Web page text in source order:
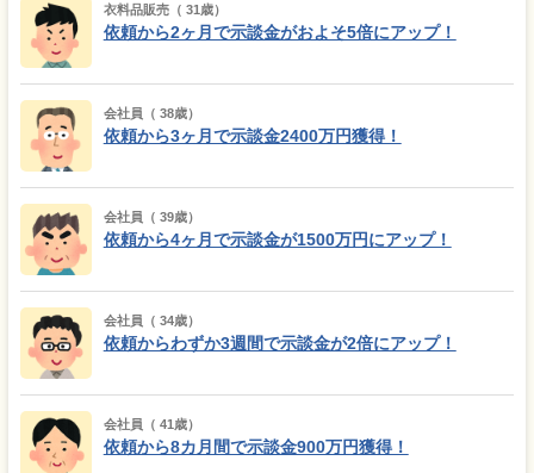
衣料品販売（ 31歳）
依頼から2ヶ月で示談金がおよそ5倍にアップ！
会社員（ 38歳）
依頼から3ヶ月で示談金2400万円獲得！
会社員（ 39歳）
依頼から4ヶ月で示談金が1500万円にアップ！
会社員（ 34歳）
依頼からわずか3週間で示談金が2倍にアップ！
会社員（ 41歳）
依頼から8カ月間で示談金900万円獲得！